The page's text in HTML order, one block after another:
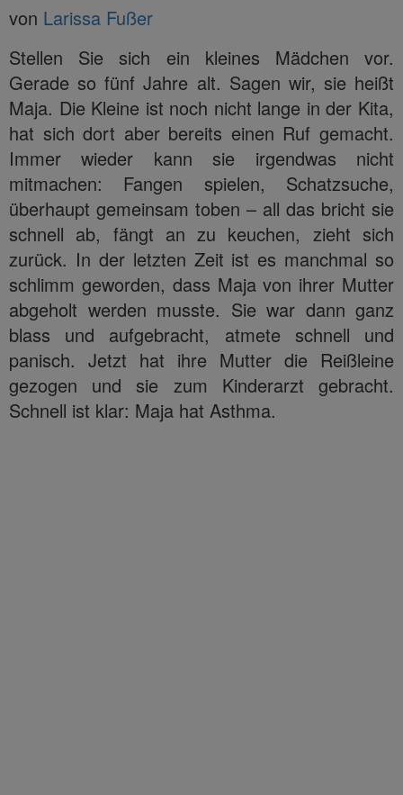
von Larissa Fußer
Stellen Sie sich ein kleines Mädchen vor.
Gerade so fünf Jahre alt. Sagen wir, sie heißt
Maja. Die Kleine ist noch nicht lange in der Kita,
hat sich dort aber bereits einen Ruf gemacht.
Immer wieder kann sie irgendwas nicht
mitmachen: Fangen spielen, Schatzsuche,
überhaupt gemeinsam toben – all das bricht sie
schnell ab, fängt an zu keuchen, zieht sich
zurück. In der letzten Zeit ist es manchmal so
schlimm geworden, dass Maja von ihrer Mutter
abgeholt werden musste. Sie war dann ganz
blass und aufgebracht, atmete schnell und
panisch. Jetzt hat ihre Mutter die Reißleine
gezogen und sie zum Kinderarzt gebracht.
Schnell ist klar: Maja hat Asthma.